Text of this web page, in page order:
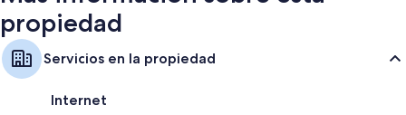
con bidet electrónico
Televisiones de 32 pulgadas con canales de televisión premium
Armarios o vestidores, frigobares y calefacción
propiedad
Servicios en la propiedad
Internet